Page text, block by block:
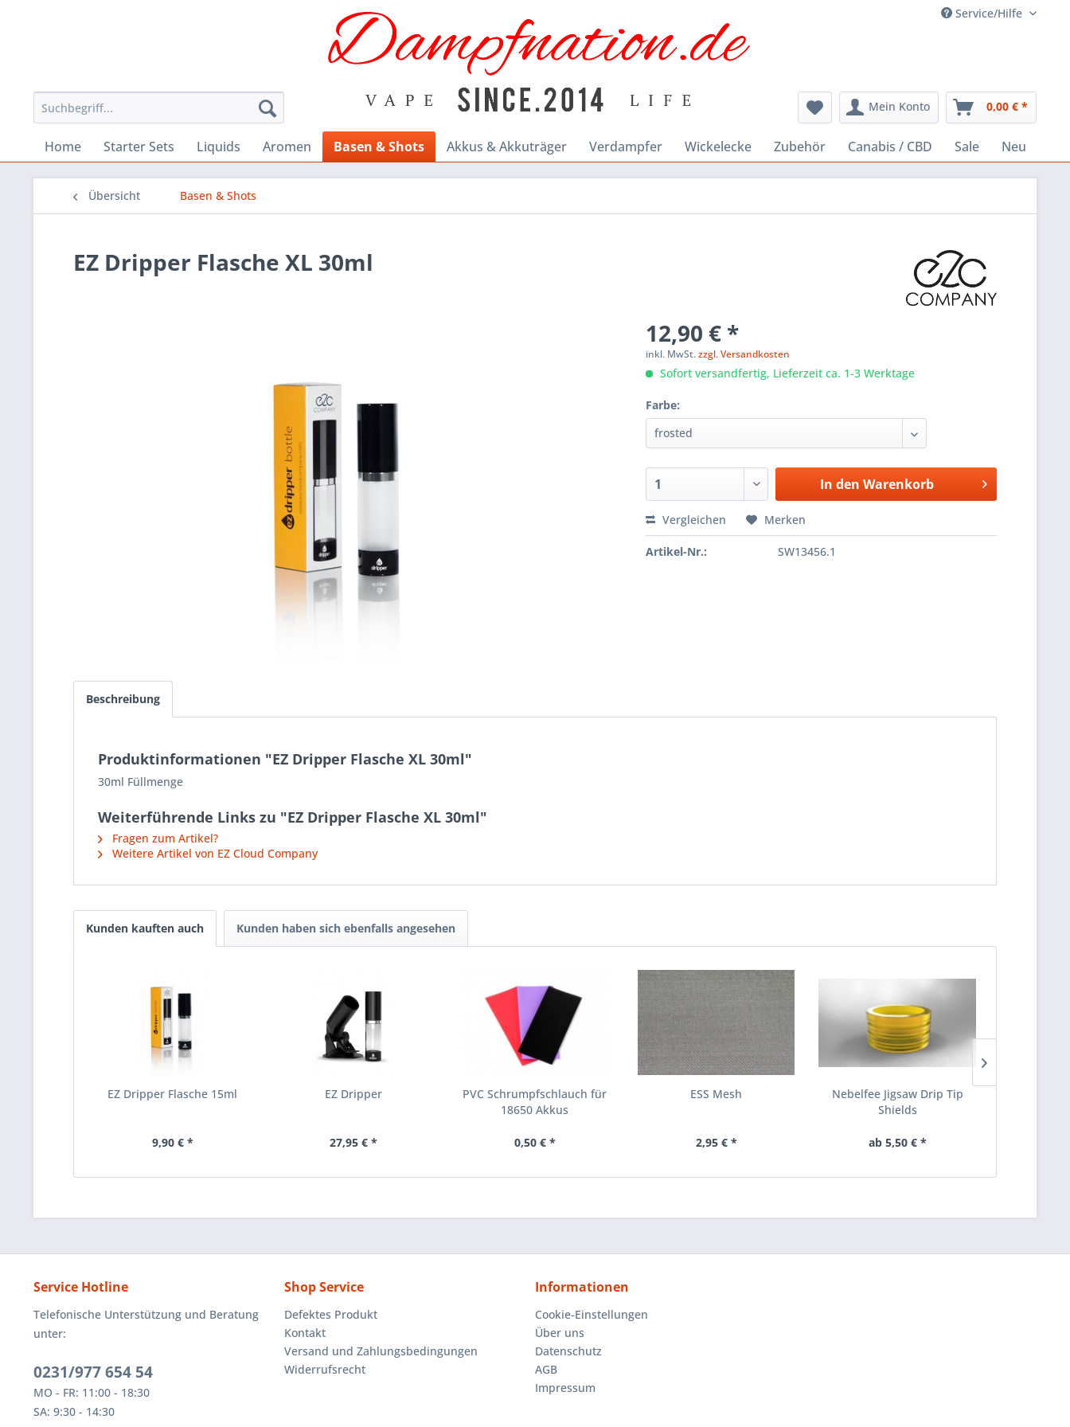
Service/Hilfe
Mein Konto 0,00 € *
Home Starter Sets Liquids Aromen Basen & Shots Akkus & Akkuträger Verdampfer Wickelecke Zubehör Canabis / CBD Sale Neu
Übersicht Basen & Shots
EZ Dripper Flasche XL 30ml
12,90 € *
inkl. MwSt.zzgl. Versandkosten
Sofort versandfertig, Lieferzeit ca. 1-3 Werktage
Farbe:
In den Warenkorb
Vergleichen Merken
Artikel-Nr.: SW13456.1
Beschreibung
Produktinformationen "EZ Dripper Flasche XL 30ml"
30ml Füllmenge
Weiterführende Links zu "EZ Dripper Flasche XL 30ml"
Fragen zum Artikel?
Weitere Artikel von EZ Cloud Company
Kunden kauften auch Kunden haben sich ebenfalls angesehen
EZ Dripper Flasche 15ml
9,90 € *
EZ Dripper
27,95 € *
PVC Schrumpfschlauch für
18650 Akkus
0,50 € *
ESS Mesh
2,95 € *
Nebelfee Jigsaw Drip Tip
Shields
ab 5,50 € *
Service Hotline
Telefonische Unterstützung und Beratung
unter:
0231/977 654 54
MO - FR: 11:00 - 18:30
SA: 9:30 - 14:30
Shop Service
Defektes Produkt
Kontakt
Versand und Zahlungsbedingungen
Widerrufsrecht
Informationen
Cookie-Einstellungen
Über uns
Datenschutz
AGB
Impressum